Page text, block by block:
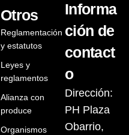
Otros
Reglamentación
y estatutos
Leyes y
reglamentos
Alianza con
produce
Organismos
Informa
ción de
contact
o
Dirección:
PH Plaza
Obarrio,